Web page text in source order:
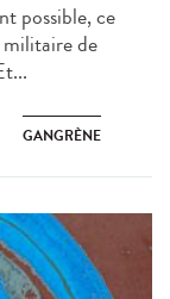
possible, ce
militaire de
GANGRÈNE